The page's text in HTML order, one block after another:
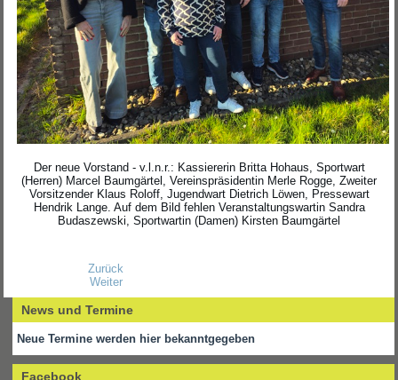
Der neue Vorstand - v.l.n.r.: Kassiererin Britta Hohaus, Sportwart
(Herren) Marcel Baumgärtel, Vereinspräsidentin Merle Rogge, Zweiter
Vorsitzender Klaus Roloff, Jugendwart Dietrich Löwen, Pressewart
Hendrik Lange. Auf dem Bild fehlen Veranstaltungswartin Sandra
Budaszewski, Sportwartin (Damen) Kirsten Baumgärtel
Zurück
Weiter
News und Termine
Neue Termine werden hier bekanntgegeben
Facebook